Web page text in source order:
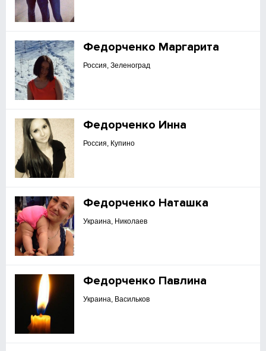
Федорченко Маргарита
Россия, Зеленоград
Федорченко Инна
Россия, Купино
Федорченко Наташка
Украина, Николаев
Федорченко Павлина
Украина, Васильков